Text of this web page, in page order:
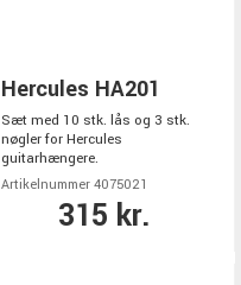
Hercules HA201
Sæt med 10 stk. lås og 3 stk.
nøgler for Hercules
guitarhængere.
Artikelnummer 4075021
315 kr.